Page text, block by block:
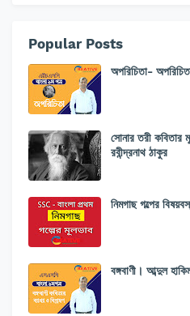
Popular Posts
অপরিচিতা-
সোনার তরী কবিতার
রবীন্দ্রনাথ ঠাকুর
নিমগাছ গল্পের
বঙ্গবাণী। আব্দুল